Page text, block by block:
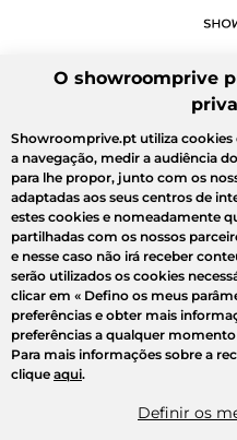
O showroomprive
Showroomprive.pt utiliza cookies
a navegação, medir a audiência
para lhe propor, junto com os
adaptadas aos seus centros de
estes cookies e nomeadamente
partilhadas com os nossos
e nesse caso não irá receber
serão utilizados os cookies
clicar em « Defino os meus
preferências e obter mais
preferências a qualquer momento
Para mais informações sobre a
clique aqui.
Definir os